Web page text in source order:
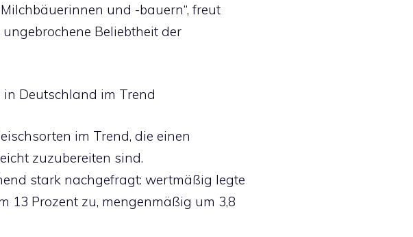
und -bauern“, freut
Beliebtheit der
Deutschland im Trend
im Trend, die einen
zuzubereiten sind.
stark nachgefragt: wertmäßig legte
13 Prozent zu, mengenmäßig um 3,8